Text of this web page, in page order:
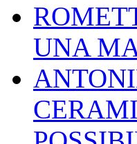
UNA